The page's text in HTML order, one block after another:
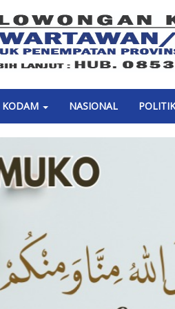
KODAM NASIONAL POLITIK